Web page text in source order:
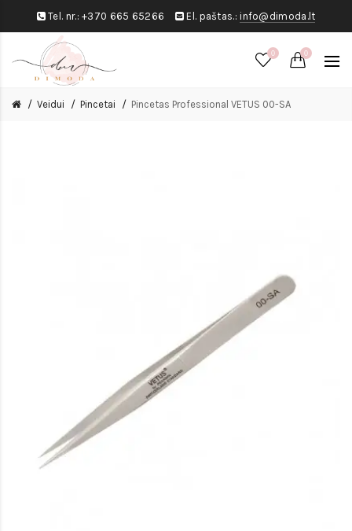
Tel. nr.:+370 665 65266 El. paštas.:info@dimoda.lt
0 0
Veidui Pincetai Pincetas Professional VETUS 00-SA